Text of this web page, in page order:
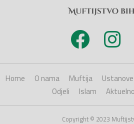
Home O nama Muftija Ustanove
Odjeli
Islam
Copyright © 2023